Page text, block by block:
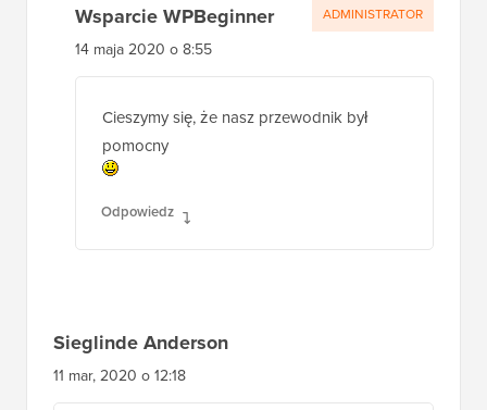
Wsparcie WPBeginner
14 maja 2020 o 8:55
Cieszymy się, że nasz przewodnik był
pomocny
Odpowiedz
ADMINISTRATOR
Sieglinde Anderson
11 mar, 2020 o 12:18